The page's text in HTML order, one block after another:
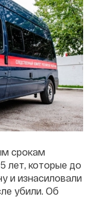
срокам
лет, которые до
и изнасиловали
убили. Об